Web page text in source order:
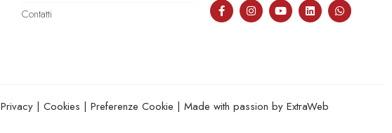
Contatti
Privacy | Cookies | Preferenze Cookie | Made with passion by ExtraWeb